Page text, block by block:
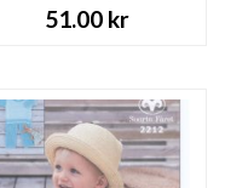
51.00 kr